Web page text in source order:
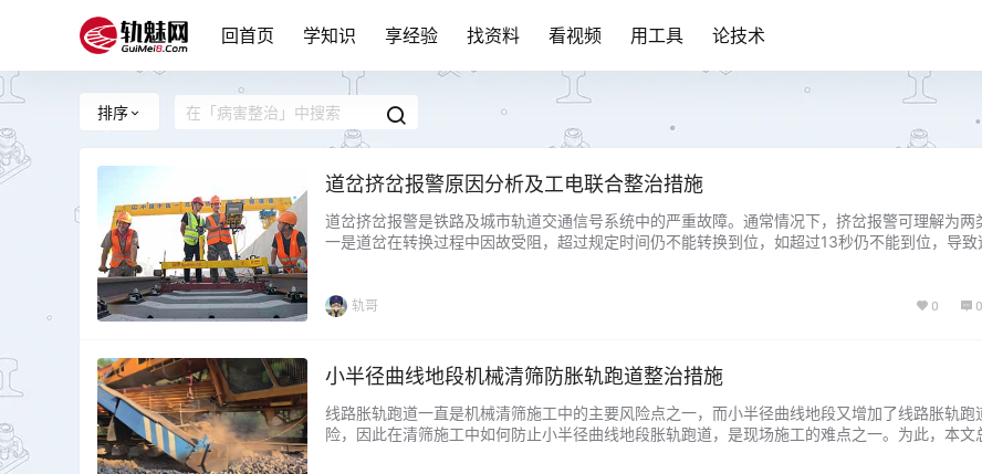
回首页 学知识 享经验 找资料 看视频 用工具 论技术
排序
道岔挤岔报警原因分析及工电联合整治措施
道岔挤岔报警是铁路及城市轨道交通信号系统中的严重故障。通常情况下，挤岔报警可理解为两
一是道岔在转换过程中因故受阻，超过规定时间仍不能转换到位，如超过13秒仍不能到位，导致
对该类故障，必须从电务、工…...
轨哥 0 0
小半径曲线地段机械清筛防胀轨跑道整治措施
线路胀轨跑道一直是机械清筛施工中的主要风险点之一，而小半径曲线地段又增加了线路胀轨跑
险，因此在清筛施工中如何防止小半径曲线地段胀轨跑道，是现场施工的难点之一。为此，本文